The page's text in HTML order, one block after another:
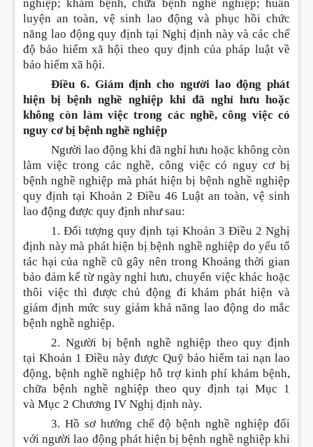
nghiệp; khám bệnh, chữa bệnh nghề nghiệp; huấn
luyện an toàn, vệ sinh lao động và phục hồi chức
năng lao động quy định tại Nghị định này và các chế
độ bảo hiểm xã hội theo quy định của pháp luật về
bảo hiểm xã hội.
Điều 6. Giám định cho người lao động phát
hiện bị bệnh nghề nghiệp khi đã nghỉ hưu hoặc
không còn làm việc trong các nghề, công việc có
nguy cơ bị bệnh nghề nghiệp
Người lao động khi đã nghỉ hưu hoặc không còn
làm việc trong các nghề, công việc có nguy cơ bị
bệnh nghề nghiệp mà phát hiện bị bệnh nghề nghiệp
quy định tại Khoản 2 Điều 46 Luật an toàn, vệ sinh
lao động được quy định như sau:
1. Đối tượng quy định tại Khoản 3 Điều 2 Nghị
định này mà phát hiện bị bệnh nghề nghiệp do yếu tố
tác hại của nghề cũ gây nên trong Khoảng thời gian
bảo đảm kể từ ngày nghỉ hưu, chuyển việc khác hoặc
thôi việc thì được chủ động đi khám phát hiện và
giám định mức suy giảm khả năng lao động do mắc
bệnh nghề nghiệp.
2. Người bị bệnh nghề nghiệp theo quy định
tạiKhoản 1Điều này được Quỹ bảo hiểm tai nạn lao
động, bệnh nghề nghiệp hỗ trợ kinh phí khám bệnh,
chữa bệnh nghề nghiệp theo quy định tạiMục 1
và Mục 2 Chương IV Nghị định này.
3. Hồ sơ hưởng chế độ bệnh nghề nghiệp đối
với người lao động phát hiện bị bệnh nghề nghiệp khi